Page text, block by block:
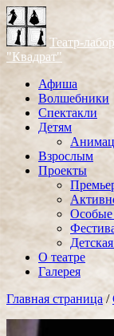
Театр-
"Квадрат"
Афиша
Волшебники
Спектакли
Детям
Взрослым
Проекты
О театре
Галерея
Главная страница /